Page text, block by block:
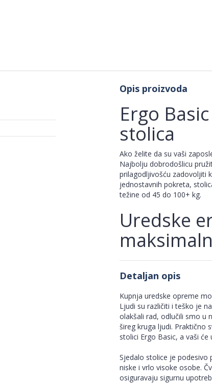
Opis proizvoda
Ergo
stolica
Ako želite da su vaši
Najbolju dobrodošlicu
prilagodljivošću zadovoljiti
jednostavnih pokreta,
težine od 45 do 100+ kg.
Uredske
Detaljan opis
Kupnja uredske opreme
Ljudi su različiti i teško je
olakšali rad, odlučili smo u
šireg kruga ljudi. Praktično
stolici Ergo Basic, a vaši
Sjedalo stolice je podesivo
niske i vrlo visoke osobe.
osiguravaju sigurnu